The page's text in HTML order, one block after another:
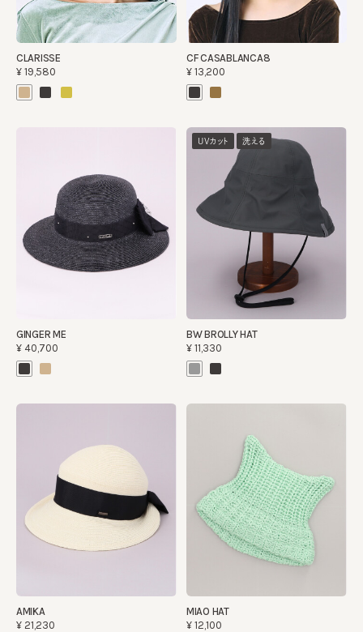
CLARISSE
¥19,580
CF CASABLANCA8
¥13,200
GINGER ME
¥40,700
UVカット 洗える
BW BROLLY HAT
¥11,330
AMIKA
¥21,230
MIAO HAT
¥12,100